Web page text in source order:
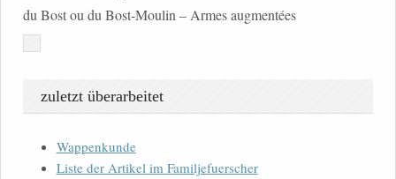
du Bost ou du Bost-Moulin – Armes augmentées
zuletzt überarbeitet
Wappenkunde
Liste der Artikel im Familjefuerscher